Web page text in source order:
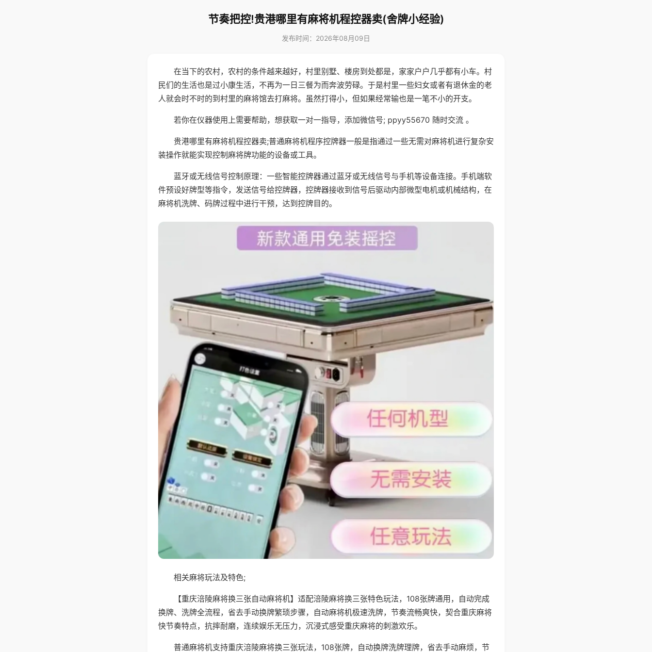
节奏把控!贵港哪里有麻将机程控器卖(舍牌小经验)
发布时间：2026年08月09日
在当下的农村，农村的条件越来越好，村里别墅、楼房到处都是，家家户户几乎都有小车。村
民们的生活也是过小康生活，不再为一日三餐为而奔波劳碌。于是村里一些妇女或者有退休金的老
人就会时不时的到村里的麻将馆去打麻将。虽然打得小，但如果经常输也是一笔不小的开支。
若你在仪器使用上需要帮助，想获取一对一指导，添加微信号; ppyy55670 随时交流 。
贵港哪里有麻将机程控器卖;普通麻将机程序控牌器一般是指通过一些无需对麻将机进行复杂安
装操作就能实现控制麻将牌功能的设备或工具。
蓝牙或无线信号控制原理：一些智能控牌器通过蓝牙或无线信号与手机等设备连接。手机端软
件预设好牌型等指令，发送信号给控牌器，控牌器接收到信号后驱动内部微型电机或机械结构，在
麻将机洗牌、码牌过程中进行干预，达到控牌目的。
相关麻将玩法及特色;
【重庆涪陵麻将换三张自动麻将机】适配涪陵麻将换三张特色玩法，108张牌通用，自动完成
换牌、洗牌全流程，省去手动换牌繁琐步骤，自动麻将机极速洗牌，节奏流畅爽快，契合重庆麻将
快节奏特点，抗摔耐磨，连续娱乐无压力，沉浸式感受重庆麻将的刺激欢乐。
普通麻将机支持重庆涪陵麻将换三张玩法，108张牌，自动换牌洗牌理牌，省去手动麻烦，节